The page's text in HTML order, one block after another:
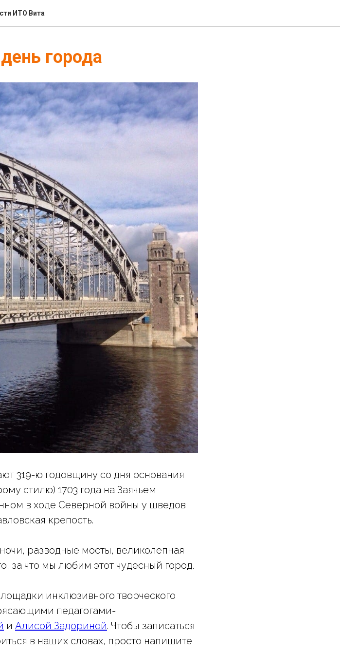
ИТО Вита
города
319-ю годовщину со дня основания
стилю) 1703 года на Заячьем
в ходе Северной войны у шведов
крепость.
разводные мосты, великолепная
за что мы любим этот чудесный город.
инклюзивного творческого
педагогами-
и Алисой Задориной. Чтобы записаться
в наших словах, просто напишите